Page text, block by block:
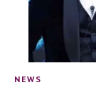
NEWS